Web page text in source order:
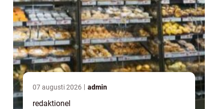
07 augusti 2026 admin
redaktionel